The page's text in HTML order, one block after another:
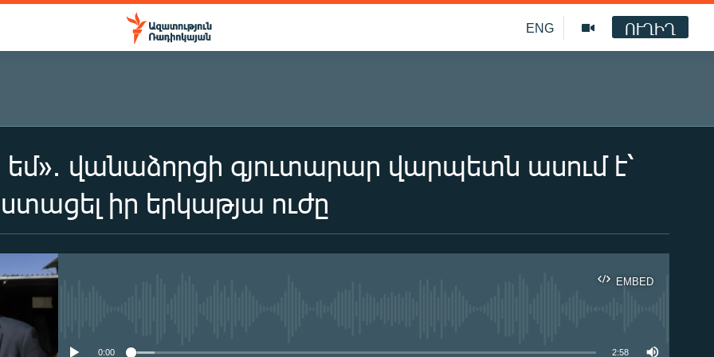
ENG ՈՒՂԻՂ
վանաձորցի գյուտարար վարպետն ասում է՝
իր երկաթյա ուժը
EMBED
0:00 2:58